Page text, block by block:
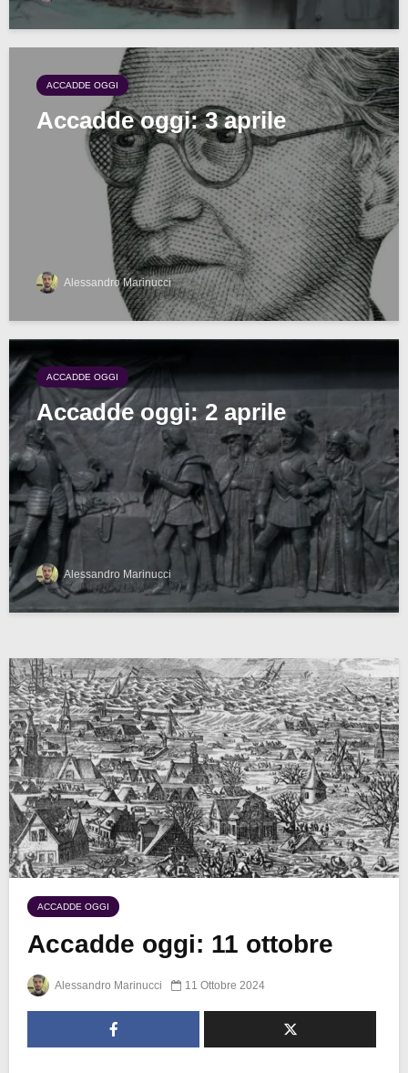
ACCADDE OGGI
Accadde oggi: 3 aprile
Alessandro Marinucci
ACCADDE OGGI
Accadde oggi: 2 aprile
Alessandro Marinucci
ACCADDE OGGI
Accadde oggi: 11 ottobre
Alessandro Marinucci 11 Ottobre 2024